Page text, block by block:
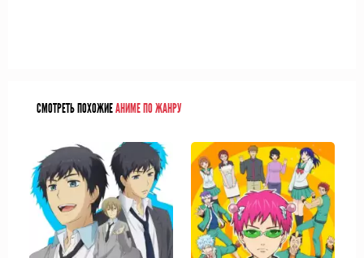
СМОТРЕТЬ ПОХОЖИЕАНИМЕ ПО ЖАНРУ